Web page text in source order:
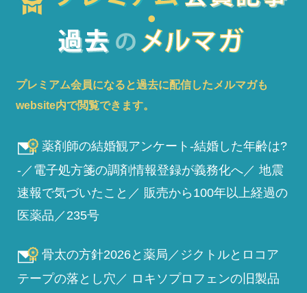
プレミアム会員になると過去に配信したメルマガも
website内で閲覧できます。
薬剤師の結婚観アンケート-結婚した年齢は?
-／電子処方箋の調剤情報登録が義務化へ／ 地震
速報で気づいたこと／ 販売から100年以上経過の
医薬品／235号
骨太の方針2026と薬局／ジクトルとロコア
テープの落とし穴／ ロキソプロフェンの旧製品